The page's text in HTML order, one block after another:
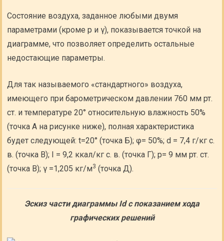
Состояние воздуха, заданное любыми двумя
параметрами (кроме р и γ), показывается точкой на
диаграмме, что позволяет определить остальные
недостающие параметры.
Для так называемого «стандартного» воздуха,
имеющего при барометрическом давлении 760 мм рт.
ст. и температуре 20° относительную влажность 50%
(точка А на рисунке ниже), полная характеристика
будет следующей: t=20° (точка Б); φ= 50%; d = 7,4 г/кг с.
в. (точка В); I = 9,2 ккал/кг с. в. (точка Г); р= 9 мм рт. ст.
(точка В); γ =1,205 кг/м3 (точка Д).
Эскиз части диаграммы Id с показанием хода
графических решений